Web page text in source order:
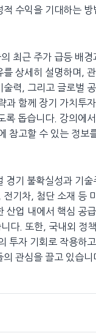
수익을 기대하는
최근 주가 급등 배
상세히 설명하며,
술력, 그리고 글로벌
과 함께 장기 가치투
록 돕습니다. 강의에
참고할 수 있는 정보
경기 불확실성과 기
기차, 첨단 소재 등
산업 내에서 핵심 공
다. 또한, 국내외 정
투자 기회로 작용하
관심을 끌고 있습니